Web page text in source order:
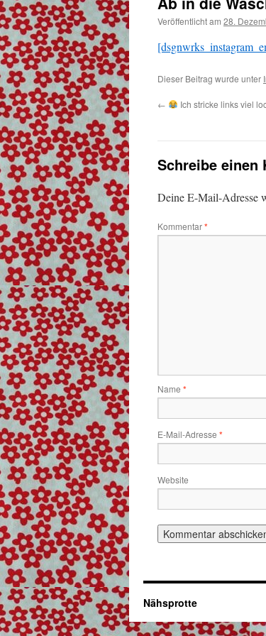
Veröffentlicht am 28.
Dieser Beitrag wurde unter
← Ich stricke links viel
Schreibe einen
Deine E-Mail-Adresse
Kommentar*
Name *
E-Mail-Adresse *
Website
Nähsprotte